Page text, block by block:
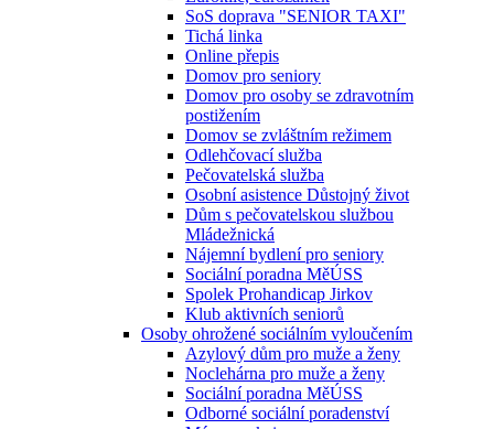
SoS doprava "SENIOR TAXI"
Tichá linka
Online přepis
Domov pro seniory
Domov pro osoby se zdravotním
postižením
Domov se zvláštním režimem
Odlehčovací služba
Pečovatelská služba
Osobní asistence Důstojný život
Dům s pečovatelskou službou
Mládežnická
Nájemní bydlení pro seniory
Sociální poradna MěÚSS
Spolek Prohandicap Jirkov
Klub aktivních seniorů
Osoby ohrožené sociálním vyloučením
Azylový dům pro muže a ženy
Noclehárna pro muže a ženy
Sociální poradna MěÚSS
Odborné sociální poradenství